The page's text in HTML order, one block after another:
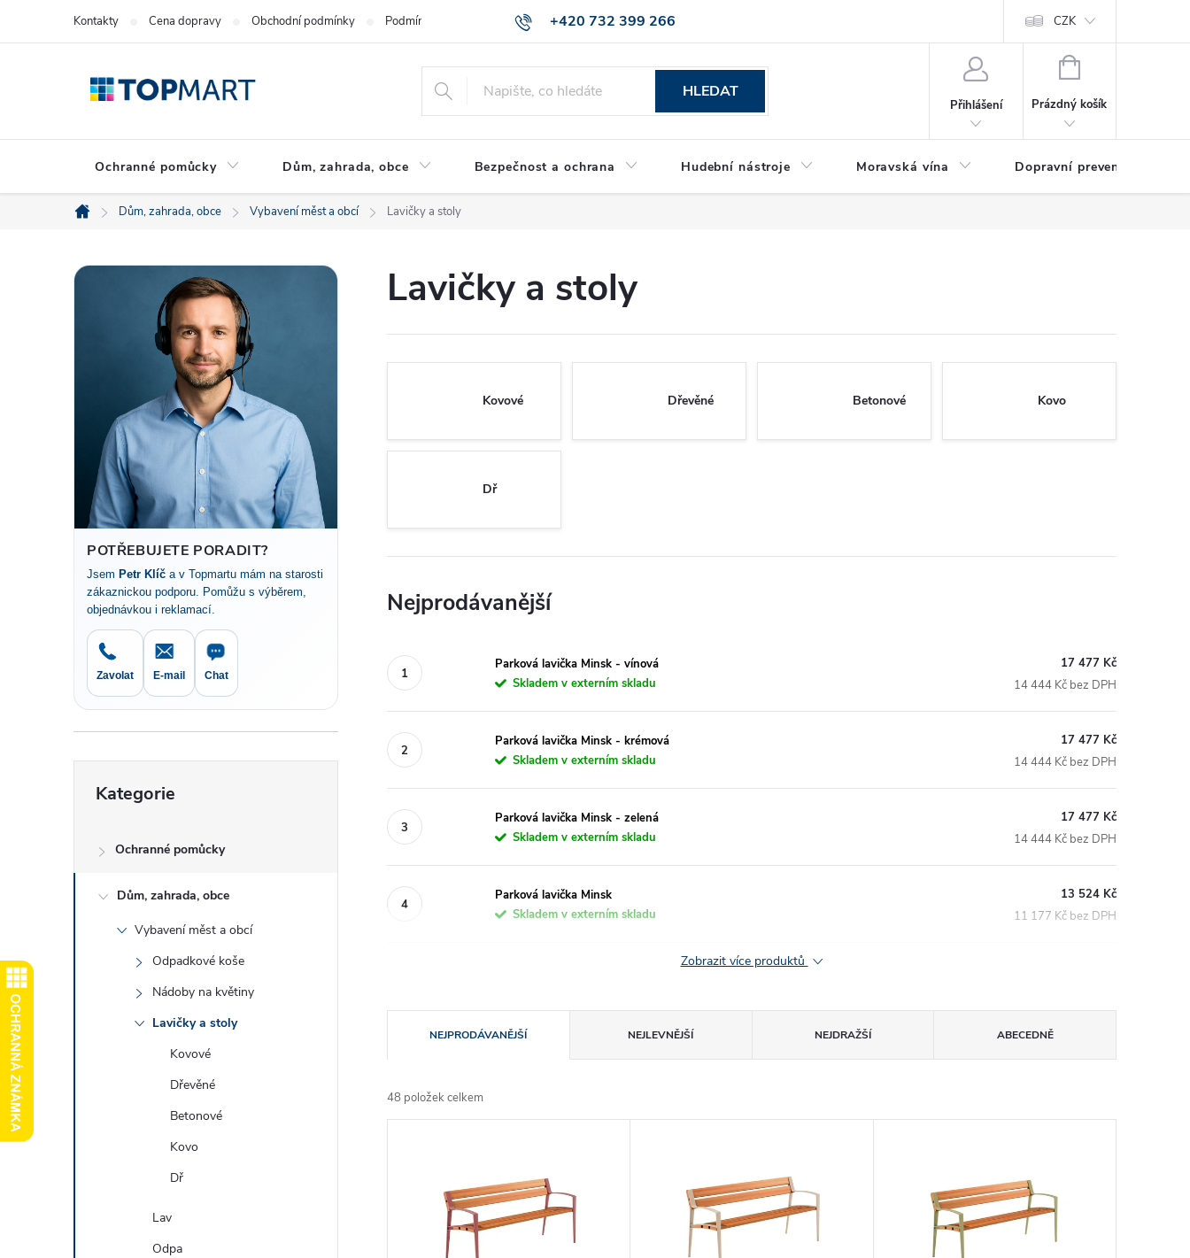
+420 732 399 266
Kontakty Cena dopravy Obchodní podmínky Podmínky ochrany osobních údajů Reklamace zboží CZK
HLEDAT
Přihlášení
NÁKUPNÍ
Prázdný košík
Ochranné pomůcky Dům, zahrada, obce Bezpečnost a ochrana Hudební nástroje Moravská vína Dopravní prevence
Domů
Dům, zahrada, obce Vybavení měst a obcí Lavičky a stoly
P
a
n
n
p
a
n
l
POTŘEBUJETE PORADIT?
Jsem Petr Klíč a v Topmartu mám na starosti
zákaznickou podporu. Pomůžu s výběrem,
objednávkou i reklamací.
Zavolat E-mail Chat
kategorie
Kategorie
Ochranné pomůcky
Dům, zahrada, obce
Vybavení měst a obcí
Odpadkové koše
Nádoby na květiny
Lavičky a stoly
Kovové
Dřevěné
Betonové
Kovo
Dř
Lav
Odpa
Lavičky a stoly
Kovové Dřevěné Betonové Kovo
Dř
Nejprodávanější
Parková lavička Minsk - vínová
Skladem v externím skladu
17 477 Kč
14 444 Kč bez DPH
Parková lavička Minsk - krémová
Skladem v externím skladu
17 477 Kč
14 444 Kč bez DPH
Parková lavička Minsk - zelená
Skladem v externím skladu
17 477 Kč
14 444 Kč bez DPH
Parková lavička Minsk
Skladem v externím skladu
13 524 Kč
11 177 Kč bez DPH
Zobrazit více produktů
a
z
NEJPRODÁVANĚJŠÍ NEJLEVNĚJŠÍ NEJDRAŽŠÍ ABECEDNĚ
48 položek celkem